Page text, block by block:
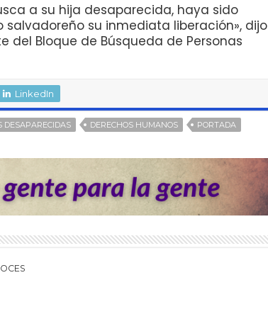
a su hija desaparecida, haya sido
salvadoreño su inmediata liberación», dijo
del Bloque de Búsqueda de Personas
LinkedIn
DESAPARECIDAS DERECHOS HUMANOS PORTADA